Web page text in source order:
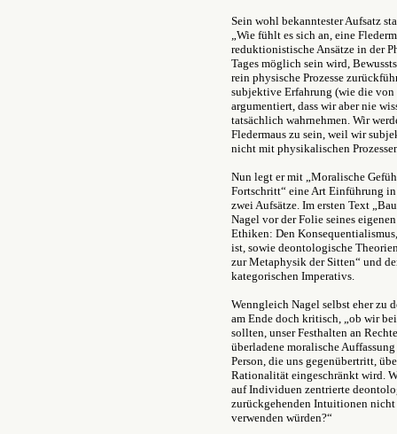
Sein wohl bekanntester Aufsatz
„Wie fühlt es sich an, eine
reduktionistische Ansätze in der
Tages möglich sein wird,
rein physische Prozesse
subjektive Erfahrung (wie die von
argumentiert, dass wir aber nie
tatsächlich wahrnehmen. Wir
Fledermaus zu sein, weil wir
nicht mit physikalischen
Nun legt er mit „Moralische
Fortschritt“ eine Art Einführung
zwei Aufsätze. Im ersten Text
Nagel vor der Folie seines
Ethiken: Den
ist, sowie deontologische
zur Metaphysik der Sitten“ und
kategorischen Imperativs.
Wenngleich Nagel selbst eher zu
am Ende doch kritisch, „ob wir
sollten, unser Festhalten an
überladene moralische
Person, die uns gegenübertritt,
Rationalität eingeschränkt wird.
auf Individuen zentrierte
zurückgehenden Intuitionen
verwenden würden?“